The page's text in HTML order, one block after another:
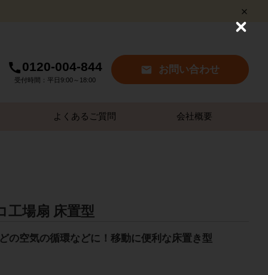
0120-004-844
受付時間：平日9:00～18:00
お問い合わせ
よくあるご質問 会社概要
工場扇 床置型
の空気の循環などに！移動に便利な床置き型
C
s